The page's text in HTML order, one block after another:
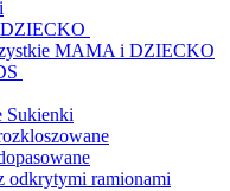
MAMA i DZIECKO
Sukienki
odkrytymi ramionami